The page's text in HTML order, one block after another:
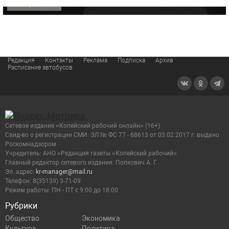
Редакция Контакты Реклама Подписка
Архив
Расписание автобусов
Рубрики
Общество
Экономика
Сетевое издание «Копейский рабочий онлайн» (16+)
Cвид-во о регистрации СМИ: ЭЛ № ФС 77 - 68613 от 03.02.2017 г. выдано
Роскомнадзором
Учредитель: АНО «Редакция газеты «Копейский рабочий»
Главный редактор сетевого издания: Попкович А. Г.
Эл. адрес: kr-manager@mail.ru
Телефон: 8(35139) 3-71-09
Режим работы: ПН - ПТ с 9:00 до 18:00